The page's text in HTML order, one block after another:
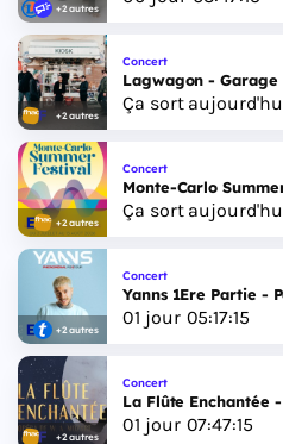
+2 autres
+2 autres
Concert
Lagwagon - Garage
Ça sort
+2 autres
Concert
Monte-Carlo
Ça sort
+2 autres
Concert
Yanns 1Ere Partie -
01 jour 05:17:14
+2 autres
Concert
La Flûte Enchantée
01 jour 07:47:14